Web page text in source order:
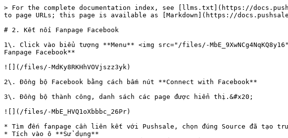
> For the complete documentation index, see [llms.txt](https://
to page URLs; this page is available as [Markdown](https://
# 2. Kết nối Fanpage Facebook
1\. Click vào biểu tượng **Menu** <img src="/files/-
Fanpage Facebook**
![](/files/-MdKy8RKHhVOVjszz3yk)
2\. Đồng bộ Facebook bằng cách bấm nút **Connect with Facebook**
3\. Đồng bộ thành công, danh sách các page được hiển thị.&#x20;
![](/files/-MbE_HVQ1oXbbbc_26Pr)
* Tìm đến fanpage cần liên kết với Pushsale, chọn đúng Source đã tạo
* Tích vào ô **Sử dụng**